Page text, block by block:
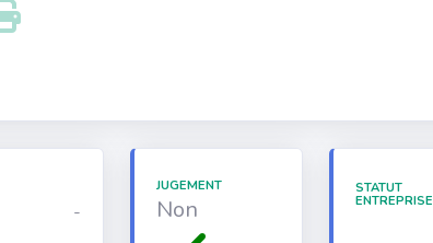
-
JUGEMENT
Non
STATUT
ENTREPRISE